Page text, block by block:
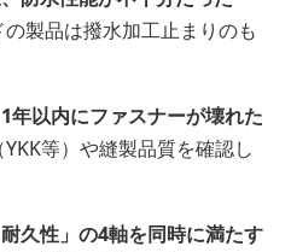
製品は撥水加工止まりのも
年以内にファスナーが壊れた
等）や縫製品質を確認し
久性」の4軸を同時に満たす